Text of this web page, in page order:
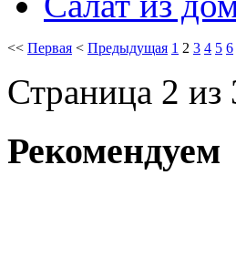
<< Первая < Предыдущая 1 2 3 4 5 6
Страница 2 из
Рекомендуем